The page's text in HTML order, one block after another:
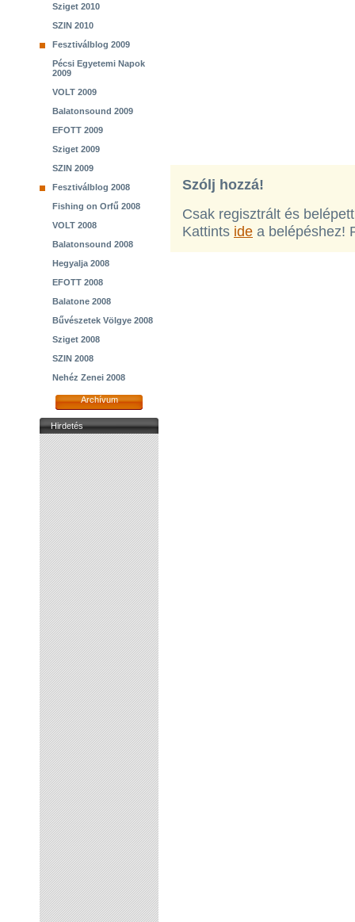
Sziget 2010
SZIN 2010
Fesztiválblog 2009
Pécsi Egyetemi Napok
2009
VOLT 2009
Balatonsound 2009
EFOTT 2009
Sziget 2009
SZIN 2009
Fesztiválblog 2008
Fishing on Orfű 2008
VOLT 2008
Balatonsound 2008
Hegyalja 2008
EFOTT 2008
Balatone 2008
Bűvészetek Völgye 2008
Sziget 2008
SZIN 2008
Nehéz Zenei 2008
Archívum
Hirdetés
Szólj hozzá!
Csak regisztrált és
Kattints ide a belépéshez!